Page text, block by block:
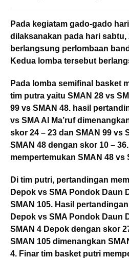
Pada kegiatam gado-gado
dilaksanakan pada hari sabtu,
berlangsung perlombaan
Kedua lomba tersebut
Pada lomba semifinal basket
tim putra yaitu SMAN 28 vs
99 vs SMAN 48. hasil
vs SMA Al Ma’ruf
skor 24 – 23 dan SMAN 99 vs
SMAN 48 dengan skor 10 –
mempertemukan SMAN 48 vs
Di tim putri, pertandingan
Depok vs SMA Pondok Daun
SMAN 105. Hasil
Depok vs SMA Pondok Daun
SMAN 4 Depok dengan skor
SMAN 105 dimenangkan
4. Finar tim basket putri